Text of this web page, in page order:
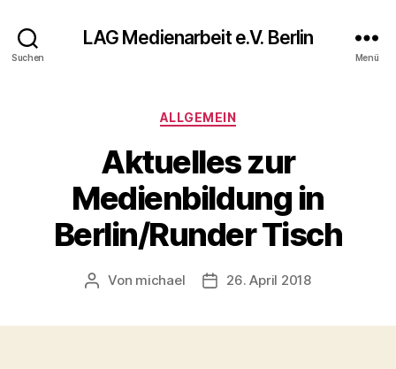
Suchen
LAG Medienarbeit e.V. Berlin
Menü
Kategorien
ALLGEMEIN
Aktuelles zur
Medienbildung in
Berlin/Runder Tisch
Beitragsautor
Von michael Veröffentlichungsdatum
26. April 2018